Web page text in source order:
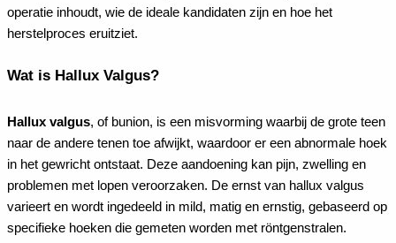
operatie inhoudt, wie de ideale kandidaten zijn en hoe het
herstelproces eruitziet.
Wat is Hallux Valgus?
Hallux valgus, of bunion, is een misvorming waarbij de grote teen
naar de andere tenen toe afwijkt, waardoor er een abnormale hoek
in het gewricht ontstaat. Deze aandoening kan pijn, zwelling en
problemen met lopen veroorzaken. De ernst van hallux valgus
varieert en wordt ingedeeld in mild, matig en ernstig, gebaseerd op
specifieke hoeken die gemeten worden met röntgenstralen.